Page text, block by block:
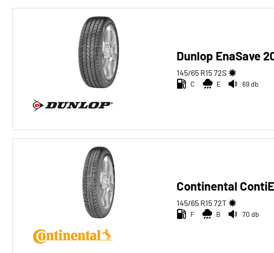
Dunlop EnaSave
145/65 R1572S
C E 69 db
Continental
145/65 R1572T
F B 70 db